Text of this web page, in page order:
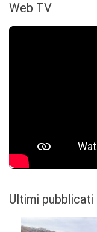
Web TV
Ultimi pubblicati